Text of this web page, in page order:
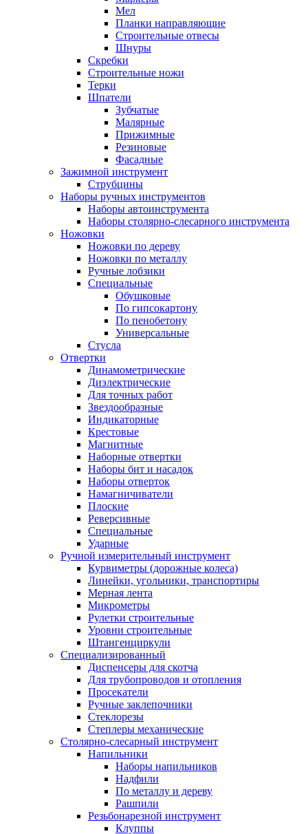
Мел
Планки направляющие
Строительные отвесы
Шнуры
Скребки
Строительные ножи
Терки
Шпатели
Зубчатые
Малярные
Прижимные
Резиновые
Фасадные
Зажимной инструмент
Струбцины
Наборы ручных инструментов
Наборы автоинструмента
Наборы столярно-слесарного инструмента
Ножовки
Ножовки по дереву
Ножовки по металлу
Ручные лобзики
Специальные
Обушковые
По гипсокартону
По пенобетону
Универсальные
Стусла
Отвертки
Динамометрические
Диэлектрические
Для точных работ
Звездообразные
Индикаторные
Крестовые
Магнитные
Наборные отвертки
Наборы бит и насадок
Наборы отверток
Намагничиватели
Плоские
Реверсивные
Специальные
Ударные
Ручной измерительный инструмент
Курвиметры (дорожные колеса)
Линейки, угольники, транспортиры
Мерная лента
Микрометры
Рулетки строительные
Уровни строительные
Штангенциркули
Специализированный
Диспенсеры для скотча
Для трубопроводов и отопления
Просекатели
Ручные заклепочники
Стеклорезы
Степлеры механические
Столярно-слесарный инструмент
Напильники
Наборы напильников
Надфили
По металлу и дереву
Рашпили
Резьбонарезной инструмент
Клуппы